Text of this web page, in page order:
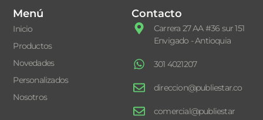
Menú
Inicio
Productos
Novedades
Personalizados
Nosotros
Contacto
Carrera 27 AA #36 sur 151
Envigado - Antioquia
301 4021207
direccion@publiestar.co
comercial@publiestar